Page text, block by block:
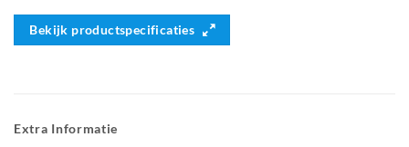
Bekijk productspecificaties
Extra Informatie